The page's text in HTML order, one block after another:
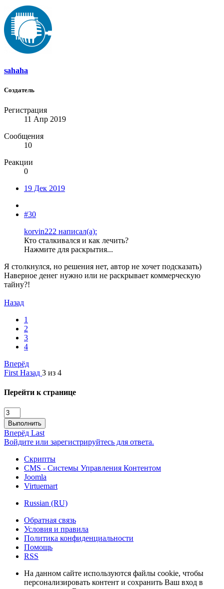
sahaha
Создатель
Регистрация
11 Апр 2019
Сообщения
10
Реакции
0
19 Дек 2019
#30
korvin222 написал(а):
Кто сталкивался и как лечить?
Нажмите для раскрытия...
Я столкнулся, но решения нет, автор не хочет подсказать)
Наверное денег нужно или не раскрывает коммерческую
тайну?!
Назад
1
2
3
4
Вперёд
First Назад 3 из 4
Перейти к странице
Выполнить
Вперёд Last
Войдите или зарегистрируйтесь для ответа.
Скрипты
CMS - Системы Управления Контентом
Joomla
Virtuemart
Russian (RU)
Обратная связь
Условия и правила
Политика конфиденциальности
Помощь
RSS
На данном сайте используются файлы cookie, чтобы
персонализировать контент и сохранить Ваш вход в